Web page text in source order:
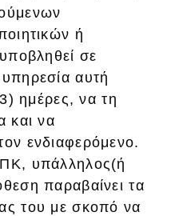
ή
σε
αυτή
ημέρες, να τη
και να
ενδιαφερόμενο.
υπάλληλος(ή
παραβαίνει τα
του με σκοπό να